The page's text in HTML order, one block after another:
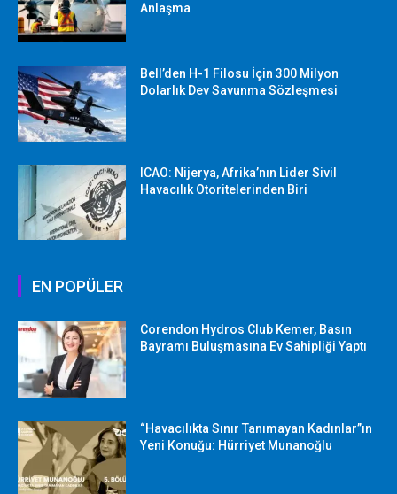
Anlaşma
Bell’den H-1 Filosu İçin 300 Milyon
Dolarlık Dev Savunma Sözleşmesi
ICAO: Nijerya, Afrika’nın Lider Sivil
Havacılık Otoritelerinden Biri
EN POPÜLER
Corendon Hydros Club Kemer, Basın
Bayramı Buluşmasına Ev Sahipliği Yaptı
“Havacılıkta Sınır Tanımayan Kadınlar”ın
Yeni Konuğu: Hürriyet Munanoğlu